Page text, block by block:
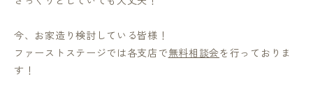
今、お家造り検討している皆様！
ファーストステージでは各支店で無料相談会を行っておりま
す！